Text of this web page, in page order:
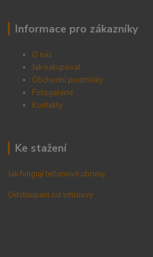
Informace pro zákazníky
O nás
Jak nakupovat
Obchodní podmínky
Fotogalerie
Kontakty
Ke stažení
Jak fungují teflonové ubrusy
Odstoupení od smlouvy